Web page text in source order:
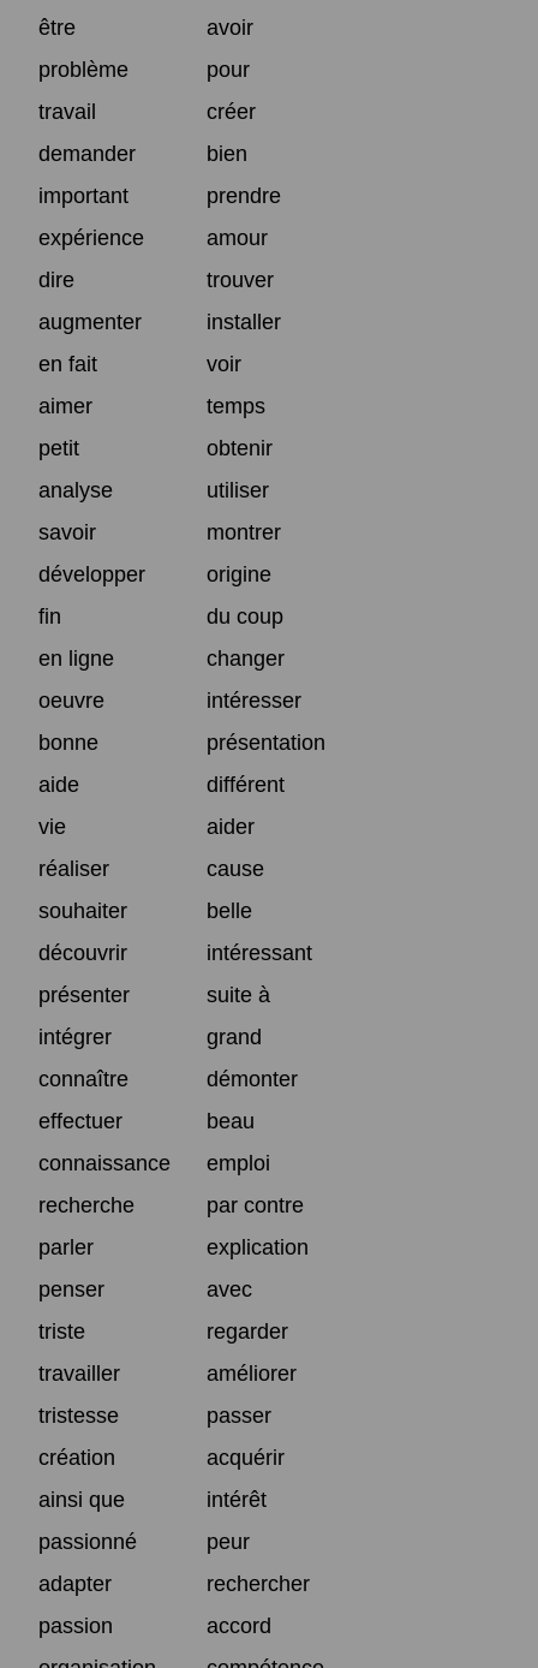
être
avoir
problème
pour
travail
créer
demander
bien
important
prendre
expérience
amour
dire
trouver
augmenter
installer
en fait
voir
aimer
temps
petit
obtenir
analyse
utiliser
savoir
montrer
développer
origine
fin
du coup
en ligne
changer
oeuvre
intéresser
bonne
présentation
aide
différent
vie
aider
réaliser
cause
souhaiter
belle
découvrir
intéressant
présenter
suite à
intégrer
grand
connaître
démonter
effectuer
beau
connaissance
emploi
recherche
par contre
parler
explication
penser
avec
triste
regarder
travailler
améliorer
tristesse
passer
création
acquérir
ainsi que
intérêt
passionné
peur
adapter
rechercher
passion
accord